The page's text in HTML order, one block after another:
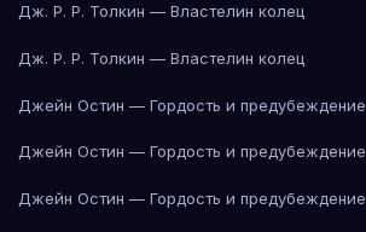
Дж. Р. Р. Толкин — Властелин колец
Дж. Р. Р. Толкин — Властелин колец
Джейн Остин — Гордость и предубеждение
Джейн Остин — Гордость и предубеждение
Джейн Остин — Гордость и предубеждение